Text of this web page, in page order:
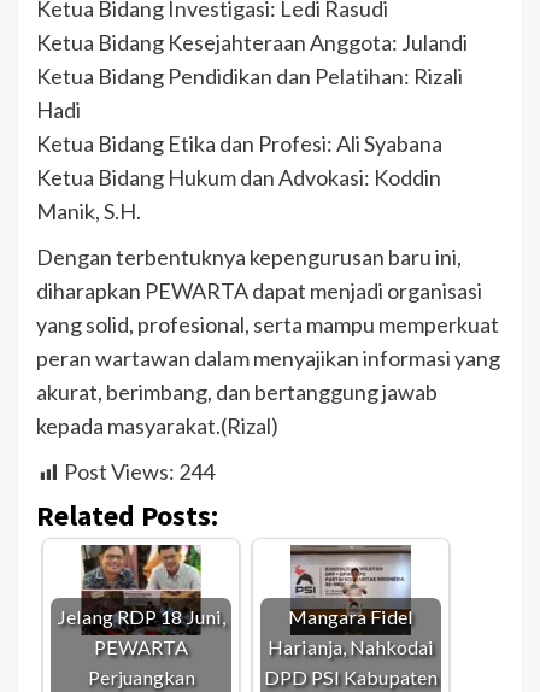
Ketua Bidang Investigasi: Ledi Rasudi
Ketua Bidang Kesejahteraan Anggota: Julandi
Ketua Bidang Pendidikan dan Pelatihan: Rizali
Hadi
Ketua Bidang Etika dan Profesi: Ali Syabana
Ketua Bidang Hukum dan Advokasi: Koddin
Manik, S.H.
Dengan terbentuknya kepengurusan baru ini,
diharapkan PEWARTA dapat menjadi organisasi
yang solid, profesional, serta mampu memperkuat
peran wartawan dalam menyajikan informasi yang
akurat, berimbang, dan bertanggung jawab
kepada masyarakat.(Rizal)
Post Views: 244
Related Posts:
Jelang RDP 18 Juni,
PEWARTA
Perjuangkan
Mangara Fidel
Harianja, Nahkodai
DPD PSI Kabupaten